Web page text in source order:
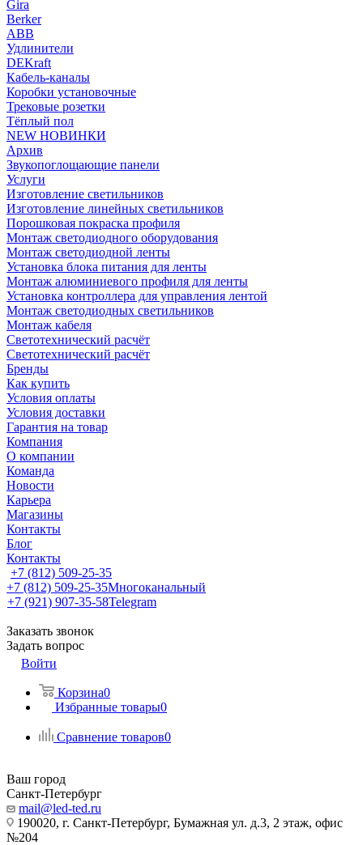
Gira
Berker
ABB
Удлинители
DEKraft
Кабель-каналы
Коробки установочные
Трековые розетки
Тёплый пол
NEW НОВИНКИ
Архив
Звукопоглощающие панели
Услуги
Изготовление светильников
Изготовление линейных светильников
Порошковая покраска профиля
Монтаж светодиодного оборудования
Монтаж светодиодной ленты
Установка блока питания для ленты
Монтаж алюминиевого профиля для ленты
Установка контроллера для управления лентой
Монтаж светодиодных светильников
Монтаж кабеля
Светотехнический расчёт
Светотехнический расчёт
Бренды
Как купить
Условия оплаты
Условия доставки
Гарантия на товар
Компания
О компании
Команда
Новости
Карьера
Магазины
Контакты
Блог
Контакты
+7 (812) 509-25-35
+7 (812) 509-25-35Многоканальный
+7 (921) 907-35-58Telegram
Заказать звонок
Задать вопрос
Войти
Корзина0
Избранные товары0
Сравнение товаров0
Ваш город
Санкт-Петербург
mail@led-ted.ru
190020, г. Санкт-Петербург, Бумажная ул. д.3, 2 этаж, офис
№204